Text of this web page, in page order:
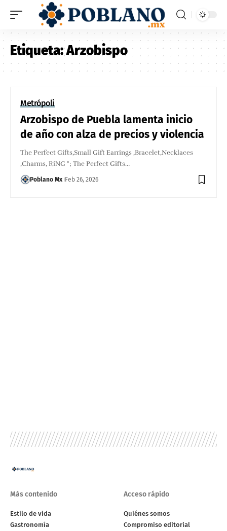
Etiqueta:Arzobispo
Metrópoli
Arzobispo de Puebla lamenta inicio
de año con alza de precios y violencia
The Perfect Gifts,Small Gift Earrings ,Bracelet,Necklaces
,Charms, RiNG "; The Perfect Gifts…
Poblano Mx Feb 26, 2026
Más contenido
Estilo de vida
Gastronomía
Acceso rápido
Quiénes somos
Compromiso editorial